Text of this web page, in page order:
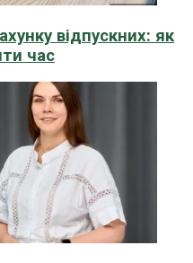
відпускних: як
час